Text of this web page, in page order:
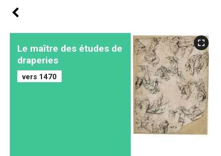
Le maître des études de
draperies
vers 1470